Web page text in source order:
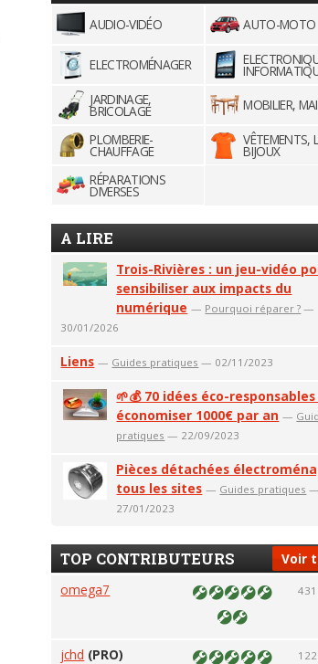
AUDIO-VIDÉO AUTO-MOTO
ELECTROMÉNAGER
JARDINAGE,
BRICOLAGE
MOBILIER,
PLOMBERIE-
CHAUFFAGE
VÊTEMENTS,
BIJOUX
RÉPARATIONS
DIVERSES
A LIRE
Trois-Rivières : un jeu-vidéo
sensibiliser aux impacts du
numérique — Pourquoi réparer ? —
30/01/2026
Liens — Guides pratiques — 02/11/2023
🌱💰 70 idées éco-
économiser 1000€ par an —
pratiques — 22/09/2023
Pièces détachées
tous les sites — Guides pratiques —
27/01/2023
Voir
TOP CONTRIBUTEURS
omega7
jchd (PRO)